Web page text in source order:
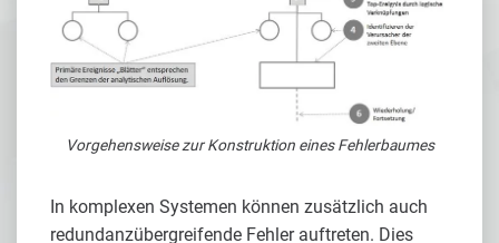
Vorgehensweise zur Konstruktion eines Fehlerbaumes
In komplexen Systemen können zusätzlich auch
redundanzübergreifende Fehler auftreten. Dies